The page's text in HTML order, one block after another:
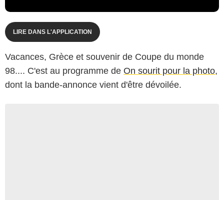
LIRE DANS L'APPLICATION
Vacances, Grèce et souvenir de Coupe du monde
98.... C'est au programme de On sourit pour la photo,
dont la bande-annonce vient d'être dévoilée.